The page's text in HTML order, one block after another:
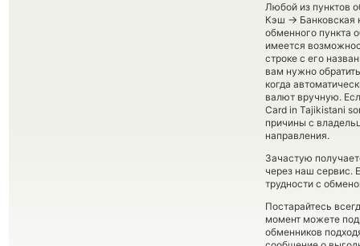
Любой из пунктов
Кэш →
обменного пункта
имеется
строке с его
вам нужно
когда
валют вручную.
Card in Tajikistani
причины с
направления.
Зачастую
через наш сервис.
трудности с
Постарайтесь
момент можете
обменников